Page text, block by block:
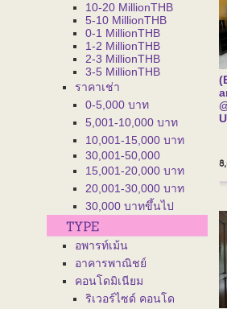
10-20 MillionTHB
5-10 MillionTHB
0-1 MillionTHB
1-2 MillionTHB
2-3 MillionTHB
3-5 MillionTHB
ราคาเช่า
0-5,000 บาท
5,001-10,000 บาท
10,001-15,000 บาท
30,001-50,000
15,001-20,000 บาท
20,001-30,000 บาท
30,000 บาทขึ้นไป
อพารท์เม้น
อาคารพาณิชย์
คอนโดมิเนียม
ริเวอร์ไซด์ คอนโด